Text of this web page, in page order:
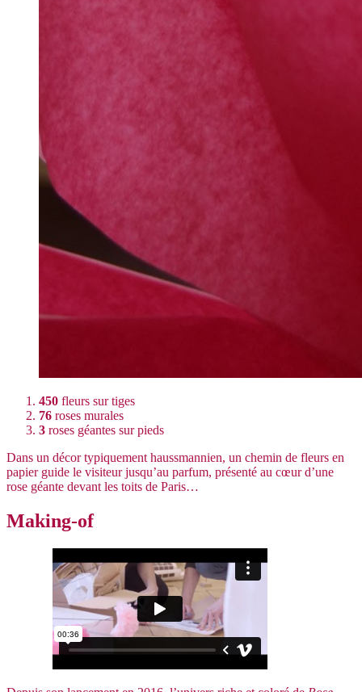
450 fleurs sur tiges
76 roses murales
3 roses géantes sur pieds
Dans un décor typiquement haussmannien, un chemin de fleurs en
papier guide le visiteur jusqu’au parfum, présenté au cœur d’une
rose géante devant les toits de Paris…
Making-of